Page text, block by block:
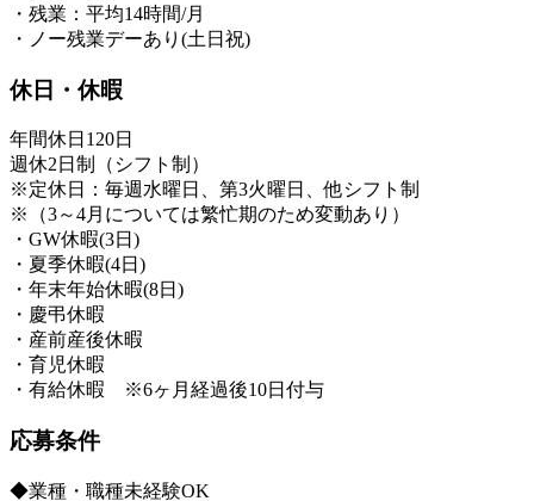
・残業：平均14時間/月
・ノー残業デーあり(土日祝)
休日・休暇
年間休日120日
週休2日制（シフト制）
※定休日：毎週水曜日、第3火曜日、他シフト制
※（3～4月については繁忙期のため変動あり）
・GW休暇(3日)
・夏季休暇(4日)
・年末年始休暇(8日)
・慶弔休暇
・産前産後休暇
・育児休暇
・有給休暇 ※6ヶ月経過後10日付与
応募条件
◆業種・職種未経験OK